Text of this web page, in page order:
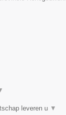
leveren u ▼